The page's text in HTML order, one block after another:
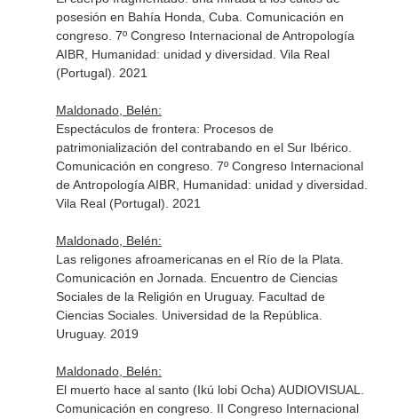
posesión en Bahía Honda, Cuba. Comunicación en
congreso. 7º Congreso Internacional de Antropología
AIBR, Humanidad: unidad y diversidad. Vila Real
(Portugal). 2021
Maldonado, Belén:
Espectáculos de frontera: Procesos de
patrimonialización del contrabando en el Sur Ibérico.
Comunicación en congreso. 7º Congreso Internacional
de Antropología AIBR, Humanidad: unidad y diversidad.
Vila Real (Portugal). 2021
Maldonado, Belén:
Las religones afroamericanas en el Río de la Plata.
Comunicación en Jornada. Encuentro de Ciencias
Sociales de la Religión en Uruguay. Facultad de
Ciencias Sociales. Universidad de la República.
Uruguay. 2019
Maldonado, Belén:
El muerto hace al santo (Ikú lobi Ocha) AUDIOVISUAL.
Comunicación en congreso. II Congreso Internacional